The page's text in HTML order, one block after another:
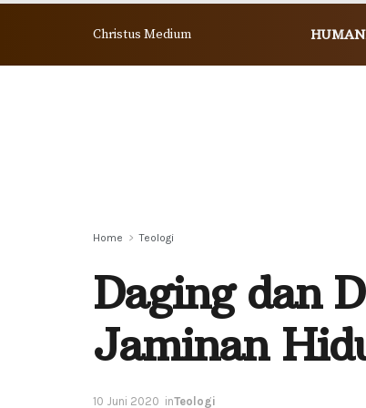
Christus Medium
Home Teologi
Daging dan
Jaminan
10 Juni 2020 inTeologi